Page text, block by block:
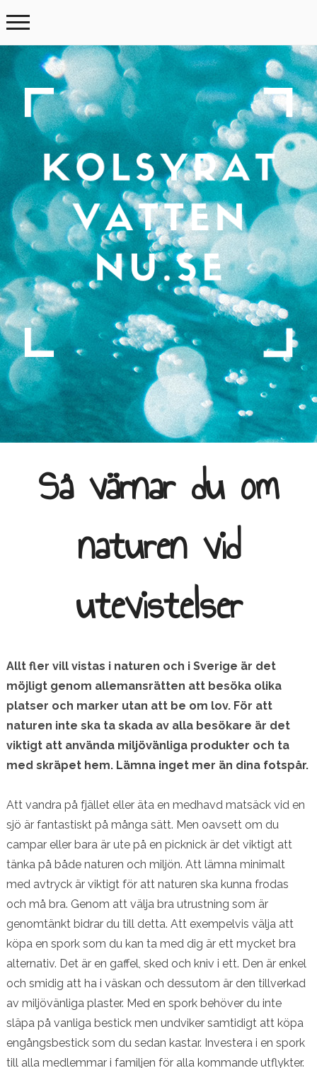
Så värnar du om
naturen vid
utevistelser
Allt fler vill vistas i naturen och i Sverige är det
möjligt genom allemansrätten att besöka olika
platser och marker utan att be om lov. För att
naturen inte ska ta skada av alla besökare är det
viktigt att använda miljövänliga produkter och ta
med skräpet hem. Lämna inget mer än dina fotspår.
Att vandra på fjället eller äta en medhavd matsäck vid en
sjö är fantastiskt på många sätt. Men oavsett om du
campar eller bara är ute på en picknick är det viktigt att
tänka på både naturen och miljön. Att lämna minimalt
med avtryck är viktigt för att naturen ska kunna frodas
och må bra. Genom att välja bra utrustning som är
genomtänkt bidrar du till detta. Att exempelvis välja att
köpa en spork som du kan ta med dig är ett mycket bra
alternativ. Det är en gaffel, sked och kniv i ett. Den är enkel
och smidig att ha i väskan och dessutom är den tillverkad
av miljövänliga plaster. Med en spork behöver du inte
släpa på vanliga bestick men undviker samtidigt att köpa
engångsbestick som du sedan kastar. Investera i en spork
till alla medlemmar i familjen för alla kommande utflykter.